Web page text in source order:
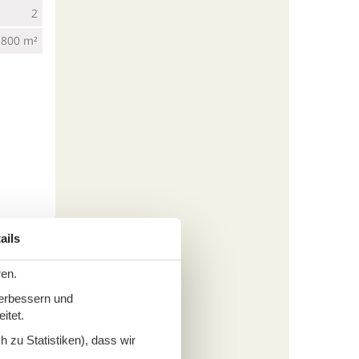
2
800 m²
6 km
25 m
12 km
und
zu Statistiken), dass wir